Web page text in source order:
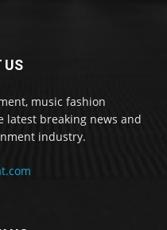
US
music fashion
latest breaking news and
industry.